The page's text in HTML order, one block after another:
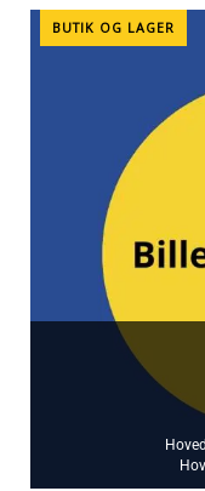
BUTIK OG LAGER